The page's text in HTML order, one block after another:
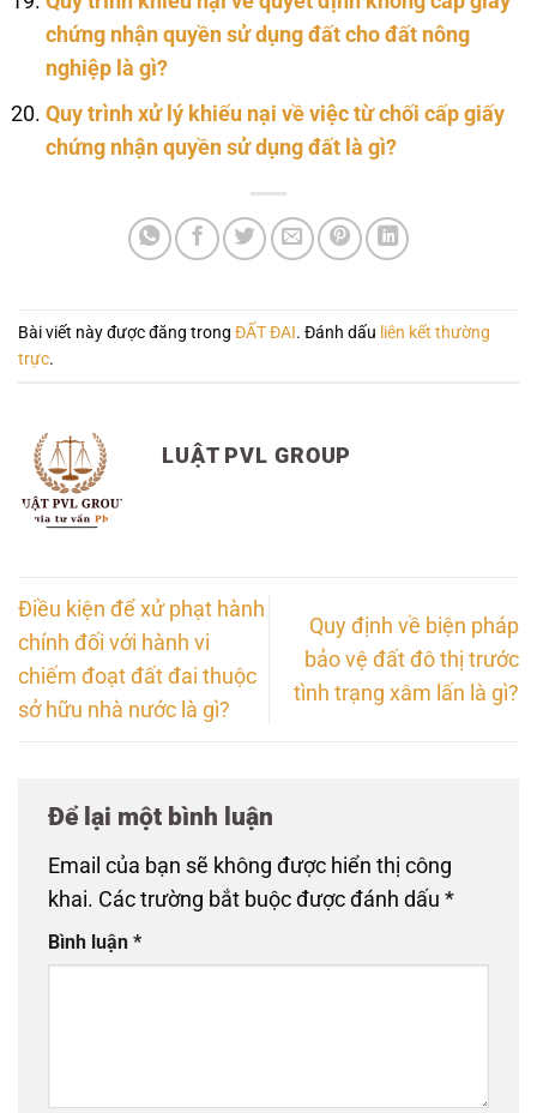
chứng nhận quyền sử dụng đất cho đất nông
nghiệp là gì?
Quy trình xử lý khiếu nại về việc từ chối cấp giấy
chứng nhận quyền sử dụng đất là gì?
Bài viết này được đăng trong ĐẤT ĐAI. Đánh dấu liên kết thường
trực.
LUẬT PVL GROUP
Điều kiện để xử phạt hành
chính đối với hành vi
chiếm đoạt đất đai thuộc
sở hữu nhà nước là gì?
Quy định về biện pháp
bảo vệ đất đô thị trước
tình trạng xâm lấn là gì?
Để lại một bình luận
Email của bạn sẽ không được hiển thị công
khai. Các trường bắt buộc được đánh dấu *
Bình luận *